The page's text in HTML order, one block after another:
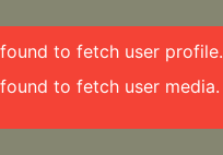
to fetch user profile.
to fetch user media.